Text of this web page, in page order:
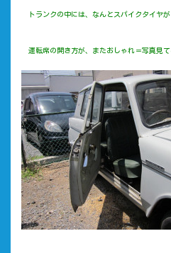
トランクの中には、なんとスパイクタイヤが
運転席の開き方が、またおしゃれ＝写真見